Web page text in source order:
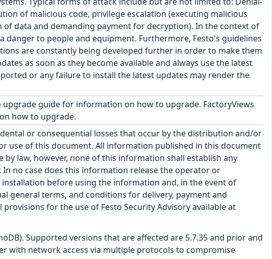
of malicious code, privilege escalation (executing malicious
data and demanding payment for decryption). In the context of
danger to people and equipment. Furthermore, Festo's guidelines
are constantly being developed further in order to make them
as soon as they become available and always use the latest
or any failure to install the latest updates may render the
upgrade guide for information on how to upgrade. FactoryViews
how to upgrade.
or consequential losses that occur by the distribution and/or
use of this document. All information published in this document
law, however, none of this information shall establish any
no case does this information release the operator or
before using the information and, in the event of
general terms, and conditions for delivery, payment and
for the use of Festo Security Advisory available at
Supported versions that are affected are 5.7.35 and prior and
with network access via multiple protocols to compromise